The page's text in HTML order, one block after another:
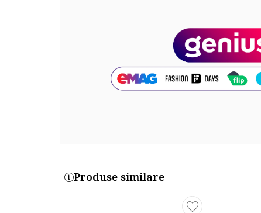
Produse similare